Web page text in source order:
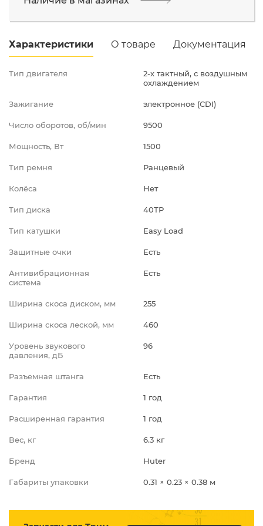
Промышленная д.12
Характеристики О товаре Документация
Тип двигателя
2-х тактный, с воздушным
охлаждением
Зажигание электронное (CDI)
Число оборотов, об/мин 9500
Мощность, Вт 1500
Тип ремня Ранцевый
Колёса Нет
Тип диска 40ТР
Тип катушки Easy Load
Защитные очки Есть
Антивибрационная
система
Есть
Ширина скоса диском, мм 255
Ширина скоса леской, мм 460
Уровень звукового
давления, дБ
96
Разъемная штанга Есть
Гарантия 1 год
Расширенная гарантия 1 год
Вес, кг 6.3 кг
Бренд Huter
Габариты упаковки 0.31 × 0.23 × 0.38 м